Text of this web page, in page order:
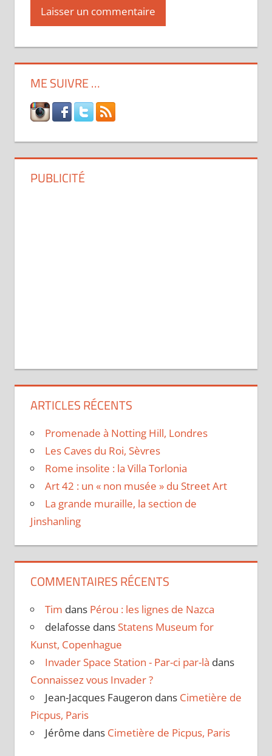
ME SUIVRE …
PUBLICITÉ
ARTICLES RÉCENTS
Promenade à Notting Hill, Londres
Les Caves du Roi, Sèvres
Rome insolite : la Villa Torlonia
Art 42 : un « non musée » du Street Art
La grande muraille, la section de
Jinshanling
COMMENTAIRES RÉCENTS
Tim dans Pérou : les lignes de Nazca
delafosse dans Statens Museum for
Kunst, Copenhague
Invader Space Station - Par-ci par-là dans
Connaissez vous Invader ?
Jean-Jacques Faugeron dans Cimetière de
Picpus, Paris
Jérôme dans Cimetière de Picpus, Paris